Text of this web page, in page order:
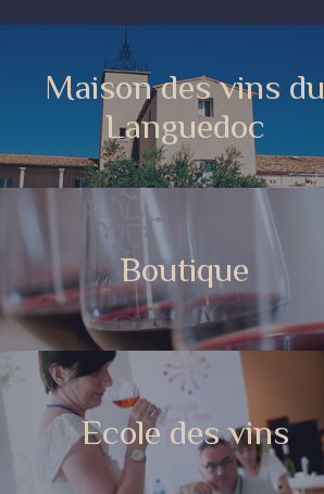
Maison des vins du
Languedoc
Boutique
Ecole des vins